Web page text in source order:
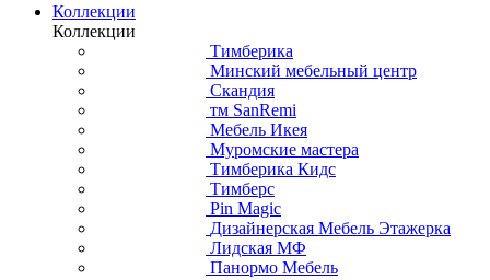
Коллекции
Коллекции
Тимберика
Минский мебельный центр
Скандия
тм SanRemi
Мебель Икея
Муромские мастера
Тимберика Кидс
Тимберс
Pin Magic
Дизайнерская Мебель Этажерка
Лидская МФ
Панормо Мебель